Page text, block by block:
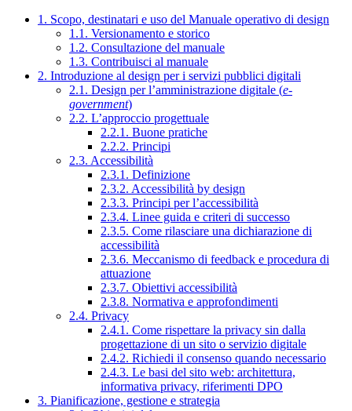
1. Scopo, destinatari e uso del Manuale operativo di design
1.1. Versionamento e storico
1.2. Consultazione del manuale
1.3. Contribuisci al manuale
2. Introduzione al design per i servizi pubblici digitali
2.1. Design per l’amministrazione digitale (e-
government)
2.2. L’approccio progettuale
2.2.1. Buone pratiche
2.2.2. Principi
2.3. Accessibilità
2.3.1. Definizione
2.3.2. Accessibilità by design
2.3.3. Principi per l’accessibilità
2.3.4. Linee guida e criteri di successo
2.3.5. Come rilasciare una dichiarazione di
accessibilità
2.3.6. Meccanismo di feedback e procedura di
attuazione
2.3.7. Obiettivi accessibilità
2.3.8. Normativa e approfondimenti
2.4. Privacy
2.4.1. Come rispettare la privacy sin dalla
progettazione di un sito o servizio digitale
2.4.2. Richiedi il consenso quando necessario
2.4.3. Le basi del sito web: architettura,
informativa privacy, riferimenti DPO
3. Pianificazione, gestione e strategia